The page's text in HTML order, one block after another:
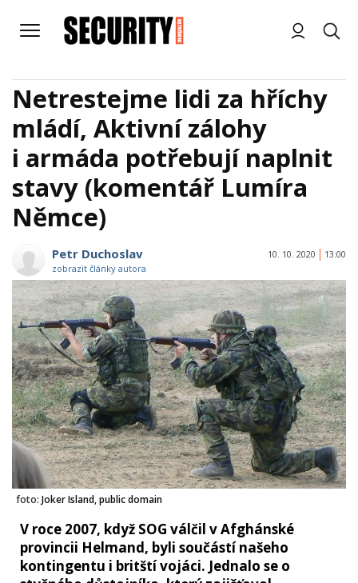
Netrestejme lidi za hříchy
mládí, Aktivní zálohy
i armáda potřebují naplnit
stavy (komentář Lumíra
Němce)
Petr Duchoslav
zobrazit články autora
10. 10. 2020 13:00
foto: Joker Island, public domain
V roce 2007, když SOG válčil v Afghánské
provincii Helmand, byli součástí našeho
kontingentu i britští vojáci. Jednalo se o